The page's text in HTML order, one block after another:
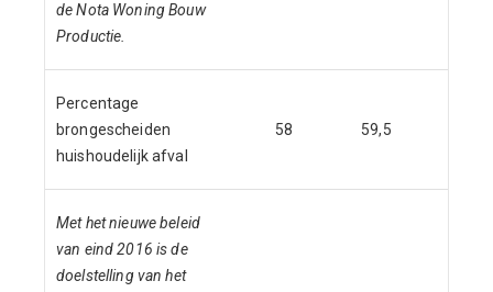
de Nota Woning Bouw
Productie.
Percentage
brongescheiden
huishoudelijk afval
58 59,5
Met het nieuwe beleid
van eind 2016 is de
doelstelling van het